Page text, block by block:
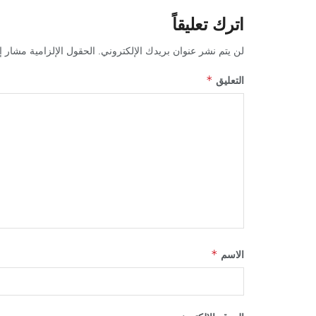
اترك تعليقاً
لن يتم نشر عنوان بريدك الإلكتروني. الحقول الإلزامية مشار
التعليق *
الاسم *